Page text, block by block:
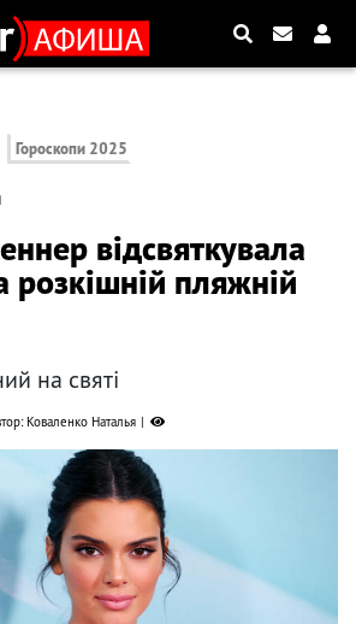
Гороскопи 2025
відсвяткувала
розкішній пляжній
на святі
Коваленко Наталья